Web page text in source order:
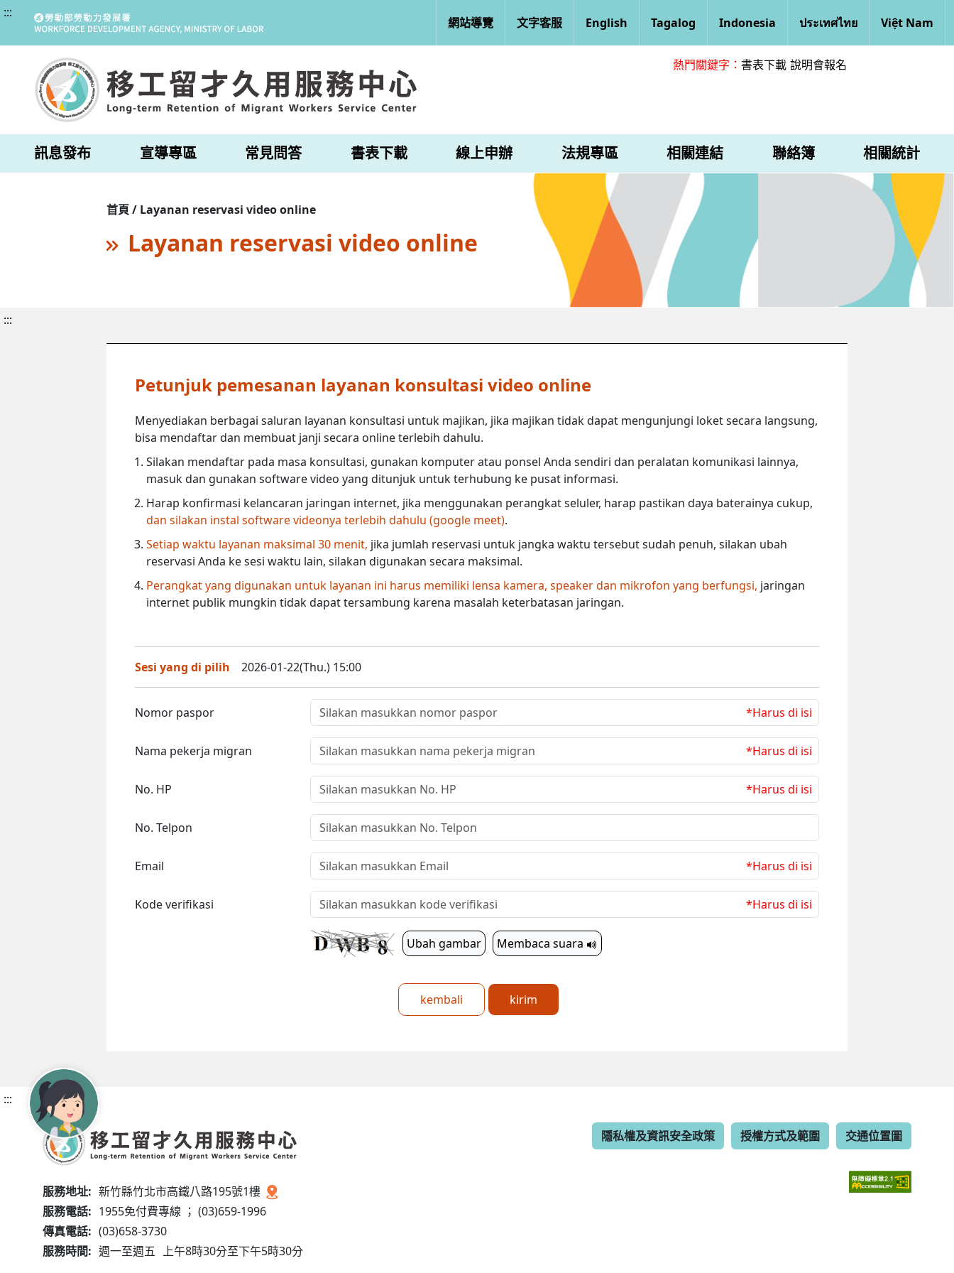
:::
網站導覽 文字客服 English Tagalog Indonesia ประเทศไทย Việt Nam
熱門關鍵字： 書表下載 說明會報名
訊息發布 宣導專區 常見問答 書表下載 線上申辦 法規專區 相關連結 聯絡簿 相關統計
首頁 / Layanan reservasi video online
Layanan reservasi video online
:::
Petunjuk pemesanan layanan konsultasi video online
Menyediakan berbagai saluran layanan konsultasi untuk majikan, jika majikan tidak dapat mengunjungi loket secara langsung,
bisa mendaftar dan membuat janji secara online terlebih dahulu.
Silakan mendaftar pada masa konsultasi, gunakan komputer atau ponsel Anda sendiri dan peralatan komunikasi lainnya,
masuk dan gunakan software video yang ditunjuk untuk terhubung ke pusat informasi.
Harap konfirmasi kelancaran jaringan internet, jika menggunakan perangkat seluler, harap pastikan daya baterainya cukup,
dan silakan instal software videonya terlebih dahulu (google meet).
Setiap waktu layanan maksimal 30 menit, jika jumlah reservasi untuk jangka waktu tersebut sudah penuh, silakan ubah
reservasi Anda ke sesi waktu lain, silakan digunakan secara maksimal.
Perangkat yang digunakan untuk layanan ini harus memiliki lensa kamera, speaker dan mikrofon yang berfungsi, jaringan
internet publik mungkin tidak dapat tersambung karena masalah keterbatasan jaringan.
Sesi yang di pilih 2026-01-22(Thu.) 15:00
Nomor paspor *Harus di isi
Nama pekerja migran *Harus di isi
No. HP *Harus di isi
No. Telpon
Email *Harus di isi
Kode verifikasi *Harus di isi
Ubah gambar Membaca suara
kembali kirim
:::
服務地址: 新竹縣竹北市高鐵八路195號1樓
服務電話: 1955免付費專線 ； (03)659-1996
傳真電話: (03)658-3730
服務時間: 週一至週五 上午8時30分至下午5時30分
隱私權及資訊安全政策 授權方式及範圍 交通位置圖